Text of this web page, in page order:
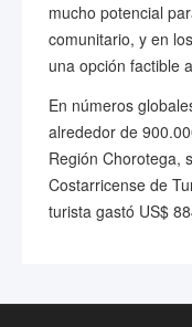
mucho potencial
comunitario, y en
una opción factible
En números
alrededor de
Región Chorotega,
Costarricense de
turista gastó US$